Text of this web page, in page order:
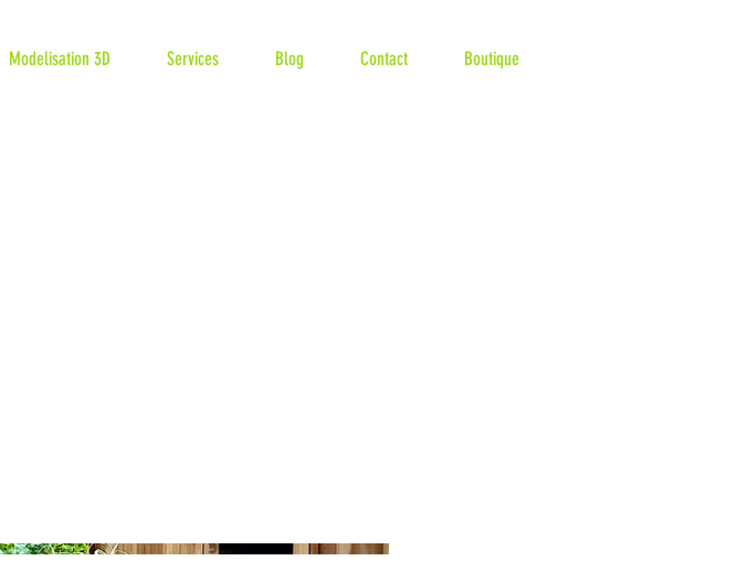
Modelisation 3D Services Blog Contact Boutique